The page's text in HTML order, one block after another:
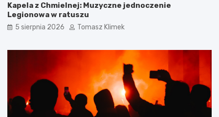
Kapela z Chmielnej: Muzyczne jednoczenie
Legionowa w ratuszu
5 sierpnia 2026 Tomasz Klimek